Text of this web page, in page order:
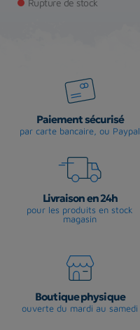
Paiement sécurisé
par carte bancaire, ou Paypal
Livraison en 24h
pour les produits en stock
magasin
Boutique physique
ouverte du mardi au samedi